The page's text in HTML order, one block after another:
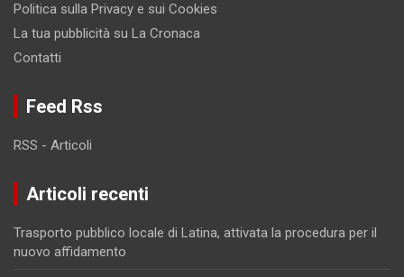
Politica sulla Privacy e sui Cookies
La tua pubblicità su La Cronaca
Contatti
Feed Rss
RSS - Articoli
Articoli recenti
Trasporto pubblico locale di Latina, attivata la procedura per il
nuovo affidamento